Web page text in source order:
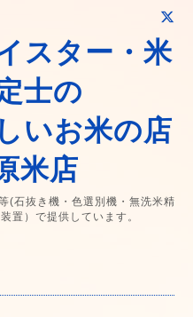
スター・米
士の
いお米の店
米店
(石抜き機・色選別機・無洗米精
置）で提供しています。